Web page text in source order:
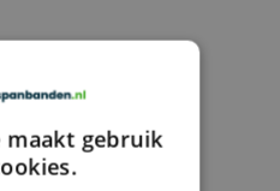
maakt gebruik